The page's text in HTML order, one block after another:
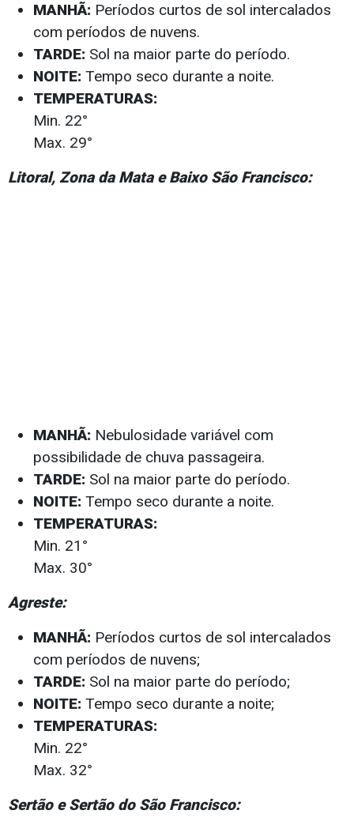
MANHÃ: Períodos curtos de sol intercalados
com períodos de nuvens.
TARDE: Sol na maior parte do período.
NOITE: Tempo seco durante a noite.
TEMPERATURAS:
Min. 22°
Max. 29°
Litoral, Zona da Mata e Baixo São Francisco:
MANHÃ: Nebulosidade variável com
possibilidade de chuva passageira.
TARDE: Sol na maior parte do período.
NOITE: Tempo seco durante a noite.
TEMPERATURAS:
Min. 21°
Max. 30°
Agreste:
MANHÃ: Períodos curtos de sol intercalados
com períodos de nuvens;
TARDE: Sol na maior parte do período;
NOITE: Tempo seco durante a noite;
TEMPERATURAS:
Min. 22°
Max. 32°
Sertão e Sertão do São Francisco: